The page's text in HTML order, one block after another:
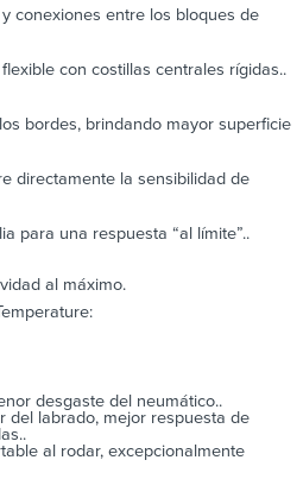
conexiones entre los bloques de
con costillas centrales rígidas..
bordes, brindando mayor superficie
directamente la sensibilidad de
para una respuesta “al límite”..
al máximo.
desgaste del neumático..
del labrado, mejor respuesta de
al rodar, excepcionalmente